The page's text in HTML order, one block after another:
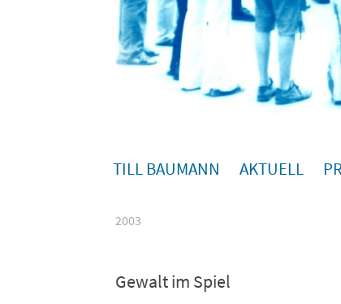
TILL BAUMANN AKTUELL
2003
Gewalt im Spiel